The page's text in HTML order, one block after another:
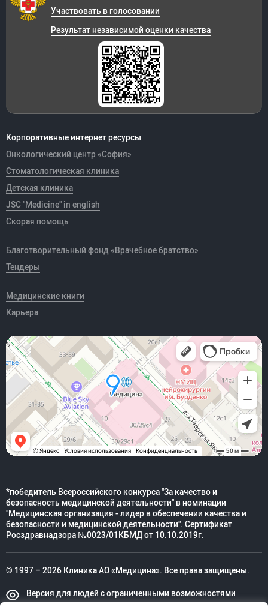
Корпоративные интернет ресурсы
Онкологический центр «София»
Стоматологическая клиника
Детская клиника
JSC "Medicine" in english
Скорая помощь
Благотворительный фонд «Врачебное братство»
Тендеры
Медицинские книги
Карьера
Участвовать в голосовании
Результат независимой оценки качества
*победитель Всероссийского конкурса "За качество и
безопасность медицинской деятельности" в номинации
"Медицинская организация - лидер в обеспечении качества и
безопасности и медицинской деятельности". Сертификат
Росздравнадзора №0023/01КБМД от 10.10.2019г.
© 1997 – 2026 Клиника АО «Медицина». Все права защищены.
Версия для людей с ограниченными возможностями